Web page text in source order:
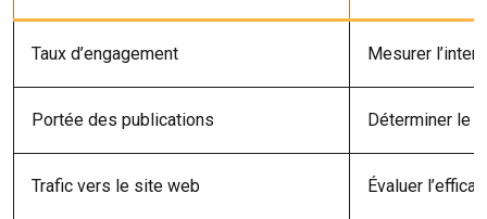
Taux d’engagement Mesurer
Portée des publications Déterminer le
Trafic vers le site web Évaluer